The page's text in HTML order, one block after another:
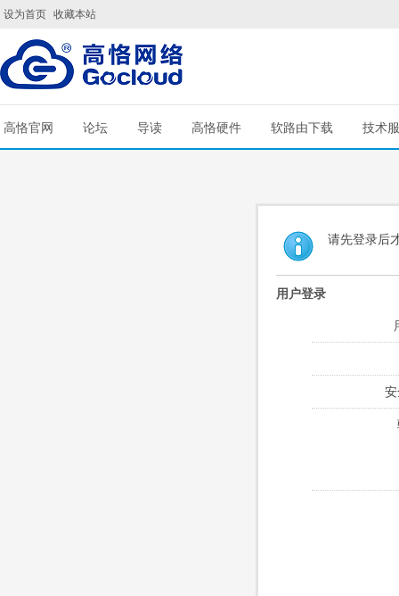
设为首页 收藏本站
高恪官网 论坛 导读 高恪硬件 软路由下载 技术
请先登录后
用户登录